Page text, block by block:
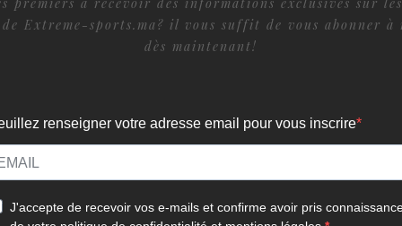
de Extreme-sports.ma? il vous suffit de vous abonner
dès maintenant!